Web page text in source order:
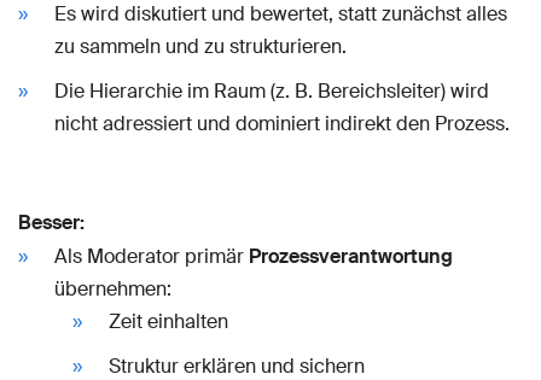
Es wird diskutiert und bewertet, statt zunächst alles
zu sammeln und zu strukturieren.
Die Hierarchie im Raum (z. B. Bereichsleiter) wird
nicht adressiert und dominiert indirekt den Prozess.
Besser:
Als Moderator primär Prozessverantwortung
übernehmen:
Zeit einhalten
Struktur erklären und sichern